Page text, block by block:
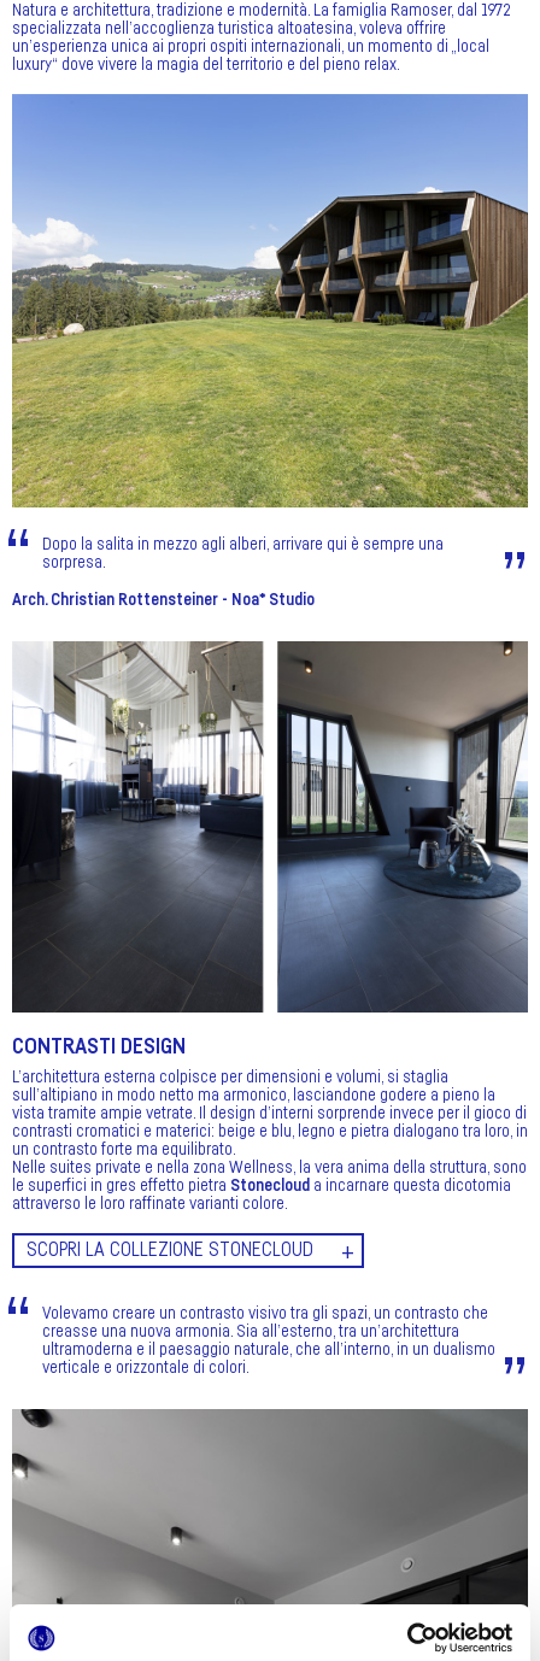
Natura e architettura, tradizione e modernità. La famiglia Ramoser, dal 1972
specializzata nell’accoglienza turistica altoatesina, voleva offrire
un’esperienza unica ai propri ospiti internazionali, un momento di „local
luxury“ dove vivere la magia del territorio e del pieno relax.
Dopo la salita in mezzo agli alberi, arrivare qui è sempre una
sorpresa.
Arch. Christian Rottensteiner - Noa* Studio
CONTRASTI DESIGN
L’architettura esterna colpisce per dimensioni e volumi, si staglia
sull’altipiano in modo netto ma armonico, lasciandone godere a pieno la
vista tramite ampie vetrate. Il design d’interni sorprende invece per il gioco di
contrasti cromatici e materici: beige e blu, legno e pietra dialogano tra loro, in
un contrasto forte ma equilibrato.
Nelle suites private e nella zona Wellness, la vera anima della struttura, sono
le superfici in gres effetto pietra Stonecloud a incarnare questa dicotomia
attraverso le loro raffinate varianti colore.
SCOPRI LA COLLEZIONE STONECLOUD
Volevamo creare un contrasto visivo tra gli spazi, un contrasto che
creasse una nuova armonia. Sia all’esterno, tra un’architettura
ultramoderna e il paesaggio naturale, che all’interno, in un dualismo
verticale e orizzontale di colori.